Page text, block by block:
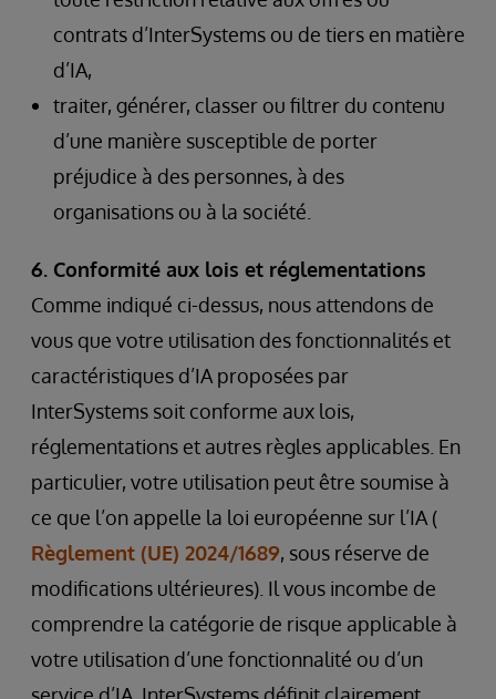
contrats d’InterSystems ou de tiers en matière
d’IA,
traiter, générer, classer ou filtrer du contenu
d’une manière susceptible de porter
préjudice à des personnes, à des
organisations ou à la société.
6. Conformité aux lois et réglementations
Comme indiqué ci-dessus, nous attendons de
vous que votre utilisation des fonctionnalités et
caractéristiques d’IA proposées par
InterSystems soit conforme aux lois,
réglementations et autres règles applicables. En
particulier, votre utilisation peut être soumise à
ce que l’on appelle la loi européenne sur l’IA (
Règlement (UE) 2024/1689, sous réserve de
modifications ultérieures). Il vous incombe de
comprendre la catégorie de risque applicable à
votre utilisation d’une fonctionnalité ou d’un